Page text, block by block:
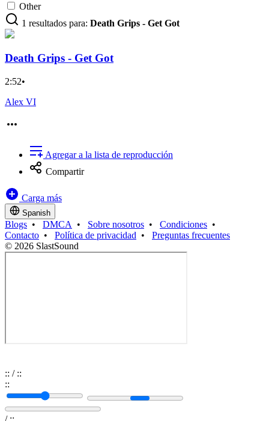
Other
1 resultados para: Death Grips - Get Got
Death Grips - Get Got
2:52•
Alex VI
Agregar a la lista de reproducción
Compartir
Carga más
Spanish
Blogs • DMCA • Sobre nosotros • Condiciones •
Contacto • Política de privacidad • Preguntas frecuentes
© 2026 SlastSound
:: / ::
::